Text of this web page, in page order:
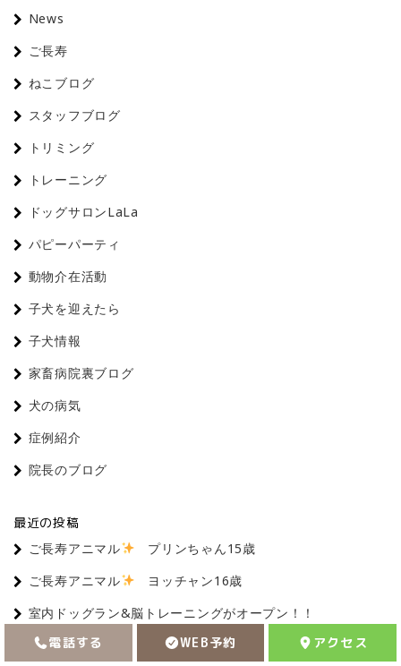
電話する WEB予約 アクセス
News
ご長寿
ねこブログ
スタッフブログ
トリミング
トレーニング
ドッグサロンLaLa
パピーパーティ
動物介在活動
子犬を迎えたら
子犬情報
家畜病院裏ブログ
犬の病気
症例紹介
院長のブログ
最近の投稿
ご長寿アニマル
プリンちゃん15歳
ご長寿アニマル
ヨッチャン16歳
室内ドッグラン&脳トレーニングがオープン！！
【尊い命を救うヒーロー募集】供血犬ボランティア登録の